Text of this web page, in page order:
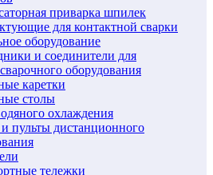
приварка шпилек
для контактной сварки
оборудование
и соединители для
оборудования
каретки
столы
охлаждения
пульты дистанционного
тележки